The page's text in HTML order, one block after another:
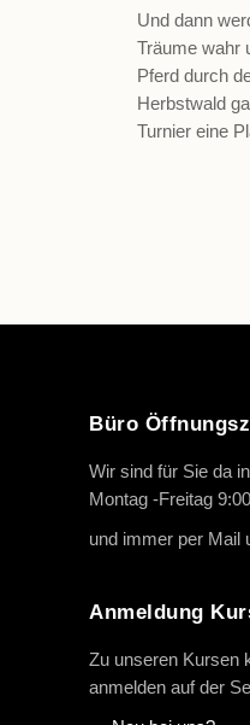
Und dann
Träume wahr
Pferd durch
Herbstwald
Turnier eine
Büro
Wir sind für Sie da
Montag -Freitag
und immer per Mail
Anmeldung
Zu unseren Kursen
anmelden auf der